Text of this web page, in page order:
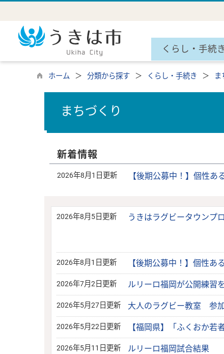
くらし・手続き
ホーム 分類から探す くらし・手続き ま
まちづくり
新着情報
2026年8月1日更新 【後期公募中！】個性
2026年8月5日更新 うきはラグビータウンプ
2026年8月1日更新 【後期公募中！】個性
2026年7月2日更新 ルリーロ福岡が公開練習
2026年5月27日更新 大人のラグビー教室 参加
2026年5月22日更新 【福岡県】「ふくおか若
2026年5月11日更新 ルリーロ福岡試合結果